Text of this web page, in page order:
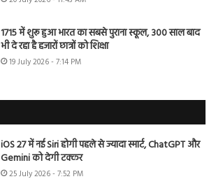
1715 में शुरू हुआ भारत का सबसे पुराना स्कूल, 300 साल बाद
भी दे रहा है हजारों छात्रों को शिक्षा
19 July 2026 - 7:14 PM
iOS 27 में नई Siri होगी पहले से ज्यादा स्मार्ट, ChatGPT और
Gemini को देगी टक्कर
25 July 2026 - 7:52 PM